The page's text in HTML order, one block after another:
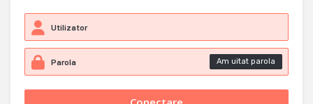
Am uitat parola